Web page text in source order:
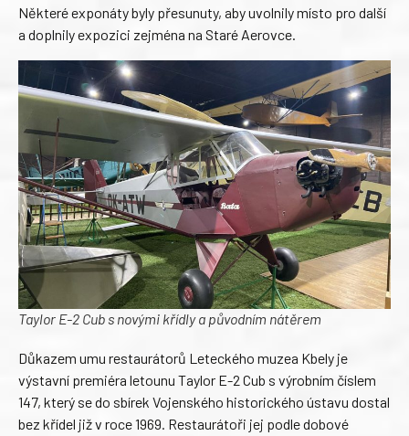
Některé exponáty byly přesunuty, aby uvolnily místo pro další
a doplnily expozici zejména na Staré Aerovce.
Taylor E-2 Cub s novými křídly a původním nátěrem
Důkazem umu restaurátorů Leteckého muzea Kbely je
výstavní premiéra letounu Taylor E-2 Cub s výrobním číslem
147, který se do sbírek Vojenského historického ústavu dostal
bez křídel již v roce 1969. Restaurátoři jej podle dobové